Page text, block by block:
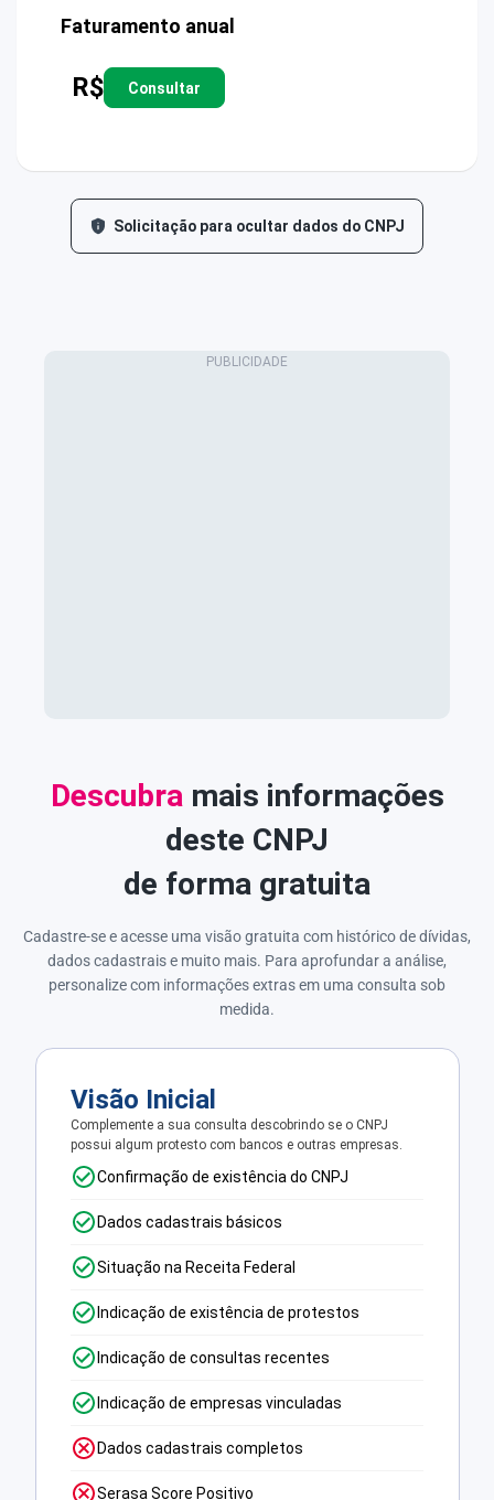
Faturamento anual
R$ Consultar
Solicitação para ocultar dados do CNPJ
Descubramais informações
deste CNPJ
de forma gratuita
Cadastre-se e acesse uma visão gratuita com histórico de dívidas,
dados cadastrais e muito mais. Para aprofundar a análise,
personalize com informações extras em uma consulta sob
medida.
Visão Inicial
Complemente a sua consulta descobrindo se o CNPJ
possui algum protesto com bancos e outras empresas.
Confirmação de existência do CNPJ
Dados cadastrais básicos
Situação na Receita Federal
Indicação de existência de protestos
Indicação de consultas recentes
Indicação de empresas vinculadas
Dados cadastrais completos
Serasa Score Positivo